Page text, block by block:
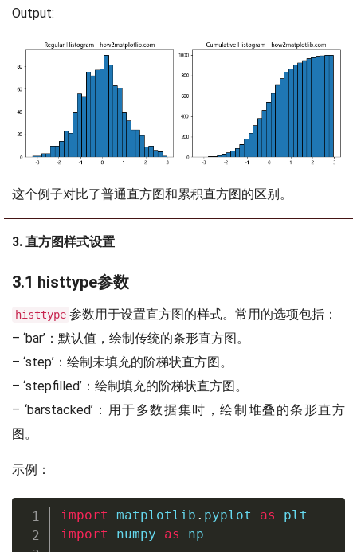
Output:
这个例子对比了普通直方图和累积直方图的区别。
3. 直方图样式设置
3.1 histtype参数
histtype 参数用于设置直方图的样式。常用的选项包括：
– ‘bar’：默认值，绘制传统的条形直方图。
– ‘step’：绘制未填充的阶梯状直方图。
– ‘stepfilled’：绘制填充的阶梯状直方图。
– ‘barstacked’：用于多数据集时，绘制堆叠的条形直方
图。
示例：
import matplotlib . pyplot as
import numpy as np